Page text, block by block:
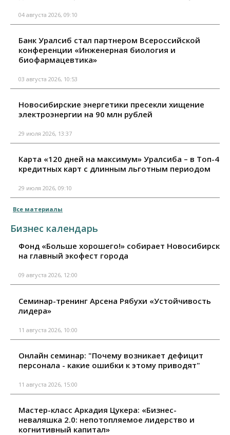
04 августа 2026, 09:10
Банк Уралсиб стал партнером Всероссийской
конференции «Инженерная биология и
биофармацевтика»
03 августа 2026, 10:53
Новосибирские энергетики пресекли хищение
электроэнергии на 90 млн рублей
29 июля 2026, 13:37
Карта «120 дней на максимум» Уралсиба – в Топ-4
кредитных карт с длинным льготным периодом
29 июля 2026, 09:10
Все материалы
Бизнес календарь
Фонд «Больше хорошего!» собирает Новосибирск
на главный экофест города
09 августа 2026, 12:00
Семинар-тренинг Арсена Рябухи «Устойчивость
лидера»
11 августа 2026, 10:00
Онлайн семинар: "Почему возникает дефицит
персонала - какие ошибки к этому приводят"
11 августа 2026, 15:00
Мастер-класс Аркадия Цукера: «Бизнес-
неваляшка 2.0: непотопляемое лидерство и
когнитивный капитал»